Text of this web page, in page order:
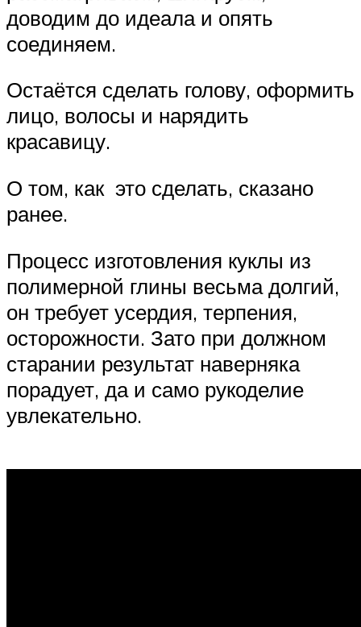
доводим до идеала и опять
соединяем.
Остаётся сделать голову, оформить
лицо, волосы и нарядить
красавицу.
О том, как это сделать, сказано
ранее.
Процесс изготовления куклы из
полимерной глины весьма долгий,
он требует усердия, терпения,
осторожности. Зато при должном
старании результат наверняка
порадует, да и само рукоделие
увлекательно.